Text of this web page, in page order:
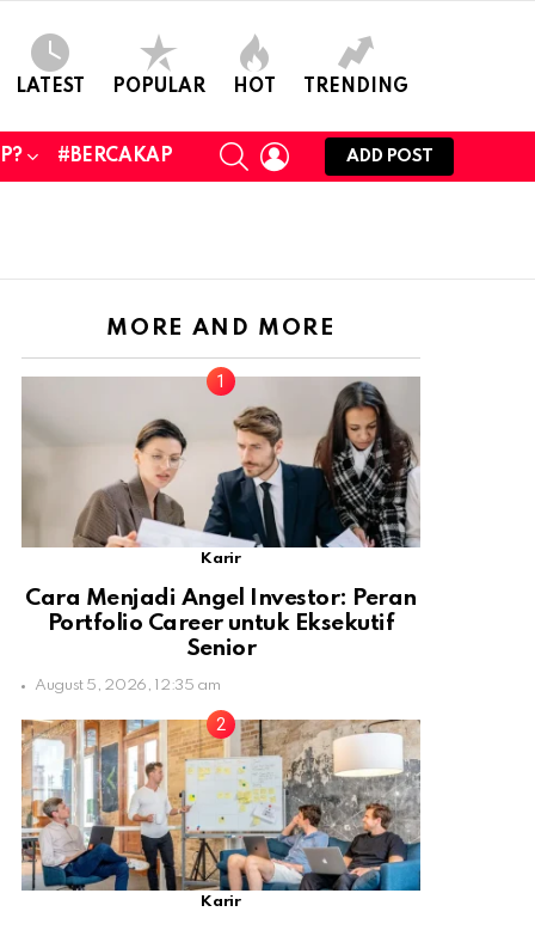
LATEST POPULAR HOT TRENDING
#BERCAKAP
SEARCHLOGIN
ADD POST
MORE AND MORE
Karir
Cara Menjadi Angel Investor: Peran
Portfolio Career untuk Eksekutif
Senior
August 5, 2026, 12:35 am
Karir